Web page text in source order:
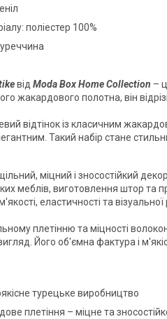
поліестер 100%
від Moda Box Home Collection –
жакардового полотна, він
відтінок із класичним
Такий набір стане
міцний і зносостійкий
меблів, виготовлення штор та
еластичності та візуальної
плетінню та міцності
Його об'ємна фактура і
турецьке виробництво
плетіння – міцне та